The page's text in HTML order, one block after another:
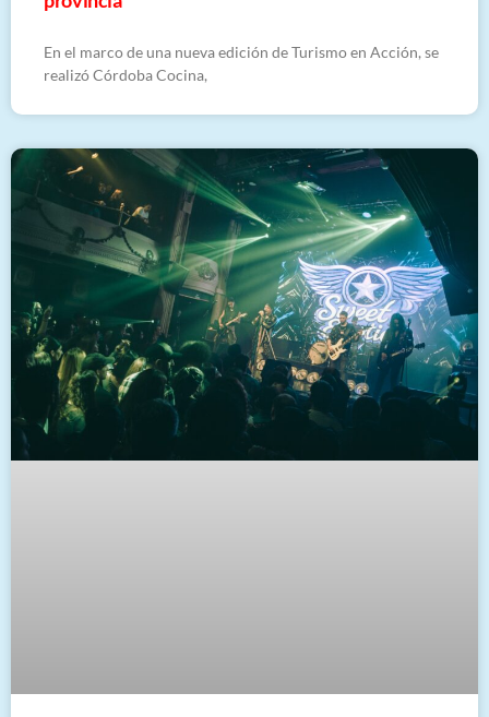
En el marco de una nueva edición de Turismo en Acción, se
realizó Córdoba Cocina,